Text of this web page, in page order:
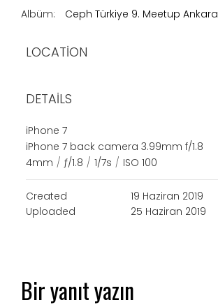
Albüm: Ceph Türkiye 9. Meetup Ankara
LOCATION
DETAILS
iPhone 7
iPhone 7 back camera 3.99mm f/1.8
4mm / ƒ/1.8 / 1/7s / ISO 100
Created
19 Haziran 2019
Uploaded
25 Haziran 2019
Bir yanıt yazın